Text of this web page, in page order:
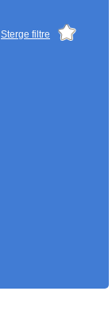
Sterge filtre